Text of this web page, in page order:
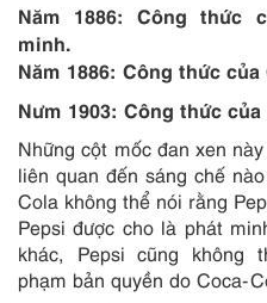
Năm 1886: Công thức
minh.
Năm 1886: Công thức
Nưm 1903: Công thức
Những cột mốc đan xen
liên quan đến sáng chế
Cola không thể nói rằng
Pepsi được cho là phát
khác, Pepsi cũng không
phạm bản quyền do Coca-